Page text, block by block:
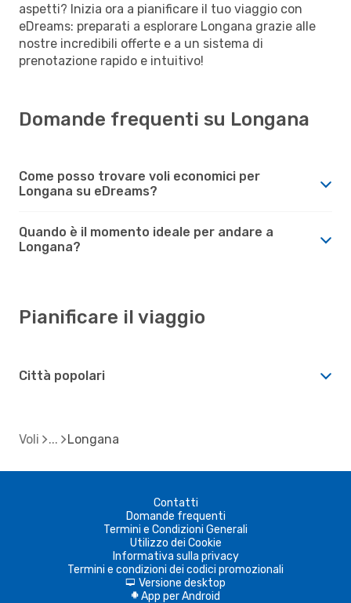
aspetti? Inizia ora a pianificare il tuo viaggio con
eDreams: preparati a esplorare Longana grazie alle
nostre incredibili offerte e a un sistema di
prenotazione rapido e intuitivo!
Domande frequenti su Longana
Come posso trovare voli economici per
Longana su eDreams?
Quando è il momento ideale per andare a
Longana?
Pianificare il viaggio
Città popolari
Voli Longana
Contatti
Domande frequenti
Termini e Condizioni Generali
Utilizzo dei Cookie
Informativa sulla privacy
Termini e condizioni dei codici promozionali
d Versione desktop
A App per Android